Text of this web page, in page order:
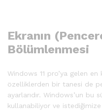
Ekranın
Bölümlenmesi
Windows 11 pro’ya gelen en
özelliklerden bir tanesi de
ayarlarıdır. Windows’un bu
kullanabiliyor ve